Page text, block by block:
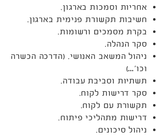
אחריות וסמכות בארגון.
חשיבות תקשורת פנימית בארגון.
בקרת מסמכים ורשומות.
סקר הנהלה.
ניהול המשאב האנושי. (הדרכה הכשרה
וכו’…)
תשתיות וסביבת עבודה.
סקר דרישות לקוח.
תקשורת עם לקוח.
דרישות מתהליכי פיתוח.
ניהול סיכונים.